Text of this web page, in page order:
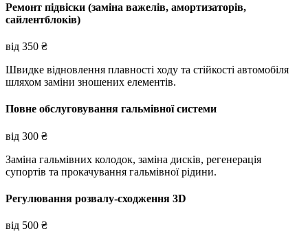
Ремонт підвіски (заміна важелів, амортизаторів,
сайлентблоків)
від 350 ₴
Швидке відновлення плавності ходу та стійкості автомобіля
шляхом заміни зношених елементів.
Повне обслуговування гальмівної системи
від 300 ₴
Заміна гальмівних колодок, заміна дисків, регенерація
супортів та прокачування гальмівної рідини.
Регулювання розвалу-сходження 3D
від 500 ₴